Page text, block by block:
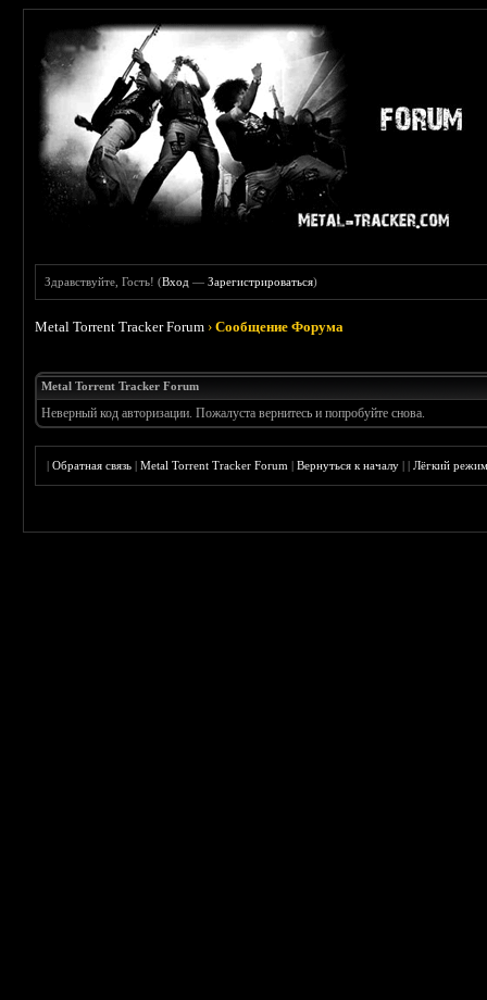
Здравствуйте, Гость! (Вход —Зарегистрироваться)
Metal Torrent Tracker Forum ›Сообщение Форума
Metal Torrent Tracker Forum
Неверный код авторизации. Пожалуста вернитесь и попробуйте снова.
|Обратная связь |Metal Torrent Tracker Forum |Вернуться к началу ||Лёгкий